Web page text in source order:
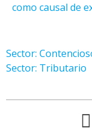
como causal de
Sector:
Sector: Tributario